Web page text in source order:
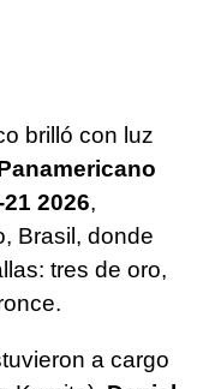
brilló con luz
2026,
Brasil, donde
tres de oro,
a cargo